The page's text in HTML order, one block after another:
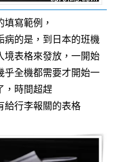
寫範例，
病的是，到日本的班機
境表格來發放，一開始
乎全機都需要才開始一
，時間超趕
給行李報關的表格